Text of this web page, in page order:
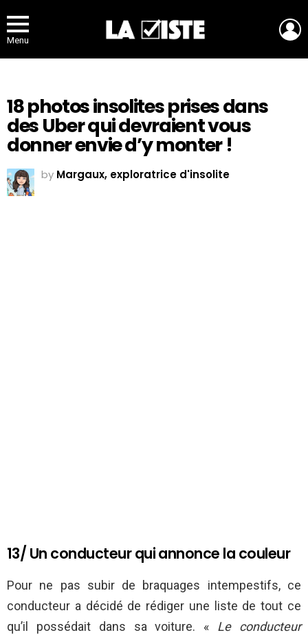
Menu
18 photos insolites prises dans
des Uber qui devraient vous
donner envie d’y monter !
by Margaux, exploratrice d'insolite
13/ Un conducteur qui annonce la couleur
Pour ne pas subir de braquages intempestifs, ce
conducteur a décidé de rédiger une liste de tout ce
qu’il possédait dans sa voiture. « Le conducteur